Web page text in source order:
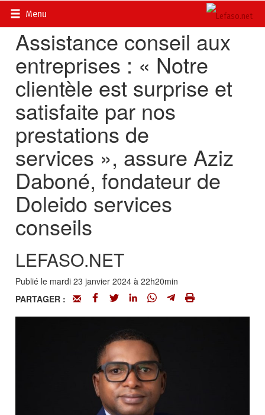
Menu
Accueil>
Assistance conseil aux
entreprises : « Notre
clientèle est surprise et
satisfaite par nos
prestations de
services », assure Aziz
Daboné, fondateur de
Doleido services
conseils
LEFASO.NET
Publié le mardi 23 janvier 2024 à 22h20min
PARTAGER :